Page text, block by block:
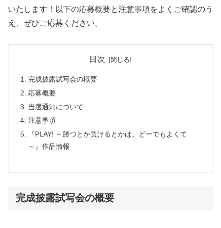
いたします！以下の応募概要と注意事項をよくご確認のう
え、ぜひご応募ください。
目次
完成披露試写会の概要
応募概要
当選通知について
注意事項
『PLAY! ～勝つとか負けるとかは、どーでもよくて
～』作品情報
完成披露試写会の概要